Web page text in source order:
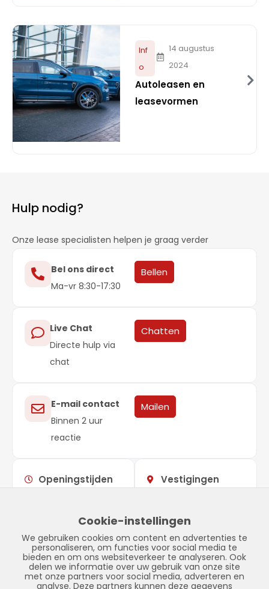
Inf
o
14 augustus
2024
Autoleasen en
leasevormen
Hulp nodig?
Onze lease specialisten helpen je graag verder
Bel ons direct
Ma-vr 8:30-17:30
Bellen
Live Chat
Directe hulp via
chat
Chatten
E-mail contact
Binnen 2 uur
reactie
Mailen
Openingstijden
ZondagGesloten
Vestigingen
Tinnegieter 7
9502 EX Stadskanaal
Cookie-instellingen
We gebruiken cookies om content en advertenties te
personaliseren, om functies voor social media te
bieden en om ons websiteverkeer te analyseren. Ook
delen we informatie over uw gebruik van onze site
met onze partners voor social media, adverteren en
analyse. Deze partners kunnen deze gegevens